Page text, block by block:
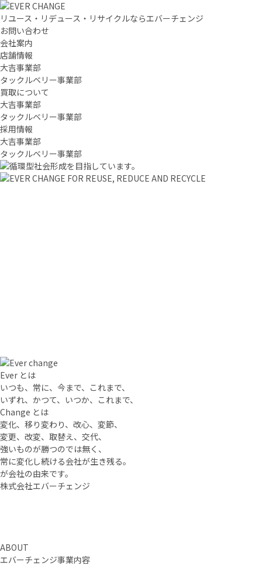
リユース・リデュース・リサイクルならエバーチェンジ
お問い合わせ
会社案内
店舗情報
大吉事業部
タックルベリー事業部
買取について
大吉事業部
タックルベリー事業部
採用情報
大吉事業部
タックルベリー事業部
Ever とは
いつも、常に、今まで、これまで、
いずれ、かつて、いつか、これまで、
Change とは
変化、移り変わり、改心、変節、
変更、改変、取替え、交代、
強いものが勝つのでは無く、
常に変化し続ける会社が生き残る。
が会社の由来です。
株式会社エバーチェンジ
ABOUT
エバーチェンジ事業内容